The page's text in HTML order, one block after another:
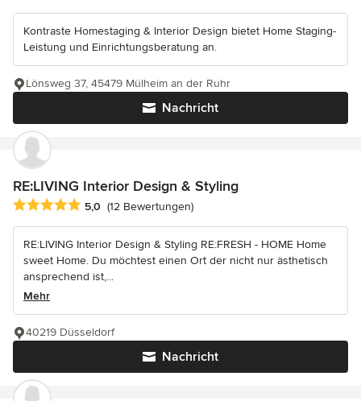
Kontraste Homestaging & Interior Design bietet Home Staging-
Leistung und Einrichtungsberatung an.
Nachricht
Lönsweg 37, 45479 Mülheim an der Ruhr
RE:LIVING Interior Design & Styling
Durchschnittliche Bewertung: 5 von 5 Sternen
5,0 (12 Bewertungen)
RE:LIVING Interior Design & Styling RE:FRESH - HOME Home
sweet Home. Du möchtest einen Ort der nicht nur ästhetisch
ansprechend ist,...
Mehr
Nachricht
40219 Düsseldorf